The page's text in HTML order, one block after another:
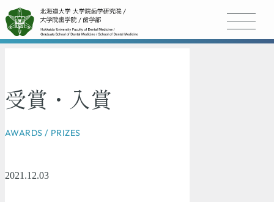
受賞・入賞
AWARDS / PRIZES
2021.12.03